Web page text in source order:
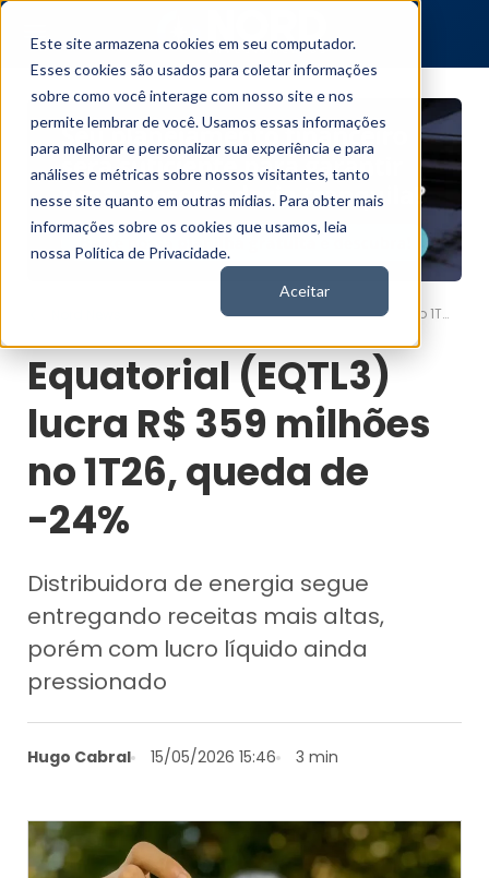
Este site armazena cookies em seu computador.
Esses cookies são usados para coletar informações
sobre como você interage com nosso site e nos
permite lembrar de você. Usamos essas informações
para melhorar e personalizar sua experiência e para
análises e métricas sobre nossos visitantes, tanto
nesse site quanto em outras mídias. Para obter mais
informações sobre os cookies que usamos, leia
nossa Política de Privacidade.
Aceitar
Equatorial (EQTL3) lucra R$ 359 milhões no 1T26, queda de -24%
Equatorial (EQTL3)
lucra R$ 359 milhões
no 1T26, queda de
-24%
Distribuidora de energia segue
entregando receitas mais altas,
porém com lucro líquido ainda
pressionado
Hugo Cabral 15/05/2026 15:46 3 min